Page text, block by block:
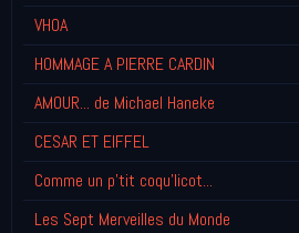
VHOA
HOMMAGE A PIERRE CARDIN
AMOUR... de Michael Haneke
CESAR ET EIFFEL
Comme un p'tit coqu'licot...
Les Sept Merveilles du Monde